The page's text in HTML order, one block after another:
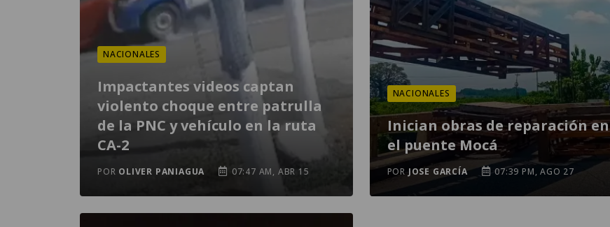
NACIONALES
Impactantes videos captan
violento choque entre patrulla
de la PNC y vehículo en la ruta
CA-2
POR OLIVER PANIAGUA 07:47 AM, ABR 15
NACIONALES
Inician obras de reparación en
el puente Mocá
POR JOSE GARCÍA 07:39 PM, AGO 27